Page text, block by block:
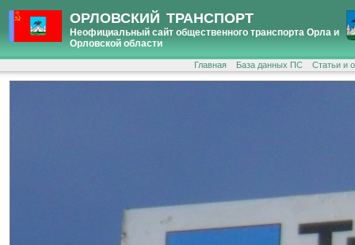
ОРЛОВСКИЙ ТРАНСПОРТ
Неофициальный сайт общественного транспорта Орла и
Орловской области
Главная База данных ПС Статьи и